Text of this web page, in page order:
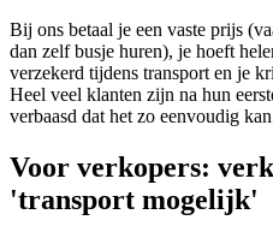
Bij ons betaal je een vaste prijs
dan zelf busje huren), je hoeft
verzekerd tijdens transport en je
Heel veel klanten zijn na hun
verbaasd dat het zo eenvoudig
Voor verkopers:
'transport mogelijk'